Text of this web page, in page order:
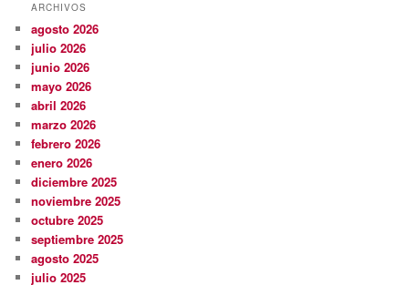
ARCHIVOS
agosto 2026
julio 2026
junio 2026
mayo 2026
abril 2026
marzo 2026
febrero 2026
enero 2026
diciembre 2025
noviembre 2025
octubre 2025
septiembre 2025
agosto 2025
julio 2025